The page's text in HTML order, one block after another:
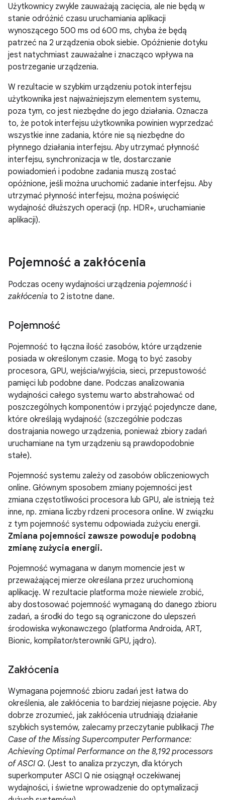
Użytkownicy zwykle zauważają zacięcia, ale nie będą w
stanie odróżnić czasu uruchamiania aplikacji
wynoszącego 500 ms od 600 ms, chyba że będą
patrzeć na 2 urządzenia obok siebie. Opóźnienie dotyku
jest natychmiast zauważalne i znacząco wpływa na
postrzeganie urządzenia.
W rezultacie w szybkim urządzeniu potok interfejsu
użytkownika jest najważniejszym elementem systemu,
poza tym, co jest niezbędne do jego działania. Oznacza
to, że potok interfejsu użytkownika powinien wyprzedzać
wszystkie inne zadania, które nie są niezbędne do
płynnego działania interfejsu. Aby utrzymać płynność
interfejsu, synchronizacja w tle, dostarczanie
powiadomień i podobne zadania muszą zostać
opóźnione, jeśli można uruchomić zadanie interfejsu. Aby
utrzymać płynność interfejsu, można poświęcić
wydajność dłuższych operacji (np. HDR+, uruchamianie
aplikacji).
Pojemność a zakłócenia
Podczas oceny wydajności urządzenia pojemność i
zakłócenia to 2 istotne dane.
Pojemność
Pojemność to łączna ilość zasobów, które urządzenie
posiada w określonym czasie. Mogą to być zasoby
procesora, GPU, wejścia/wyjścia, sieci, przepustowość
pamięci lub podobne dane. Podczas analizowania
wydajności całego systemu warto abstrahować od
poszczególnych komponentów i przyjąć pojedyncze dane,
które określają wydajność (szczególnie podczas
dostrajania nowego urządzenia, ponieważ zbiory zadań
uruchamiane na tym urządzeniu są prawdopodobnie
stałe).
Pojemność systemu zależy od zasobów obliczeniowych
online. Głównym sposobem zmiany pojemności jest
zmiana częstotliwości procesora lub GPU, ale istnieją też
inne, np. zmiana liczby rdzeni procesora online. W związku
z tym pojemność systemu odpowiada zużyciu energii.
Zmiana pojemności zawsze powoduje podobną
zmianę zużycia energii.
Pojemność wymagana w danym momencie jest w
przeważającej mierze określana przez uruchomioną
aplikację. W rezultacie platforma może niewiele zrobić,
aby dostosować pojemność wymaganą do danego zbioru
zadań, a środki do tego są ograniczone do ulepszeń
środowiska wykonawczego (platforma Androida, ART,
Bionic, kompilator/sterowniki GPU, jądro).
Zakłócenia
Wymagana pojemność zbioru zadań jest łatwa do
określenia, ale zakłócenia to bardziej niejasne pojęcie. Aby
dobrze zrozumieć, jak zakłócenia utrudniają działanie
szybkich systemów, zalecamy przeczytanie publikacji The
Case of the Missing Supercomputer Performance:
Achieving Optimal Performance on the 8,192 processors
of ASCI Q. (Jest to analiza przyczyn, dla których
superkomputer ASCI Q nie osiągnął oczekiwanej
wydajności, i świetne wprowadzenie do optymalizacji